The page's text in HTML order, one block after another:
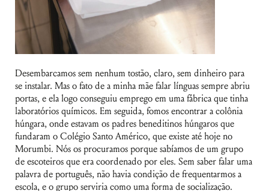
Desembarcamos sem nenhum tostão, claro, sem dinheiro para
se instalar. Mas o fato de a minha mãe falar línguas sempre abriu
portas, e ela logo conseguiu emprego em uma fábrica que tinha
laboratórios químicos. Em seguida, fomos encontrar a colônia
húngara, onde estavam os padres beneditinos húngaros que
fundaram o Colégio Santo Américo, que existe até hoje no
Morumbi. Nós os procuramos porque sabíamos de um grupo
de escoteiros que era coordenado por eles. Sem saber falar uma
palavra de português, não havia condição de frequentarmos a
escola, e o grupo serviria como uma forma de socialização.